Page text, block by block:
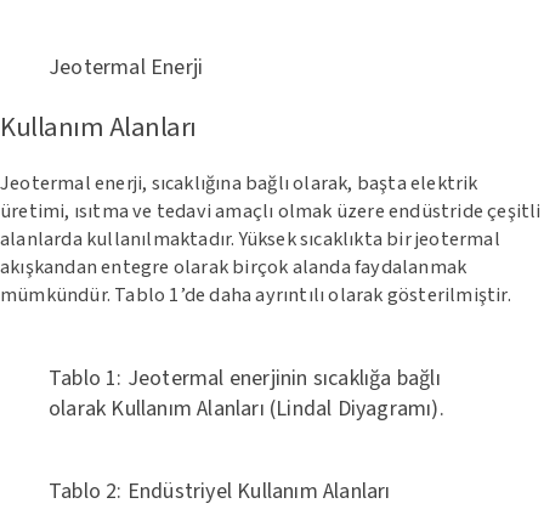
Jeotermal Enerji
Kullanım Alanları
Jeotermal enerji, sıcaklığına bağlı olarak, başta elektrik
üretimi, ısıtma ve tedavi amaçlı olmak üzere endüstride çeşitli
alanlarda kullanılmaktadır. Yüksek sıcaklıkta bir jeotermal
akışkandan entegre olarak birçok alanda faydalanmak
mümkündür. Tablo 1’de daha ayrıntılı olarak gösterilmiştir.
Tablo 1: Jeotermal enerjinin sıcaklığa bağlı
olarak Kullanım Alanları (Lindal Diyagramı).
Tablo 2: Endüstriyel Kullanım Alanları